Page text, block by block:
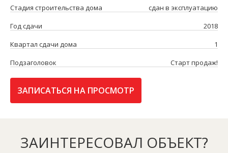
Стадия строительства дома
сдан в эксплуатацию
Год сдачи
2018
Квартал сдачи дома
1
Подзаголовок
Старт продаж!
ЗАПИСАТЬСЯ НА ПРОСМОТР
ЗАИНТЕРЕСОВАЛ ОБЪЕКТ?